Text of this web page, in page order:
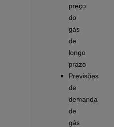
preço
do
gás
de
longo
prazo
Previsões
de
demanda
de
gás